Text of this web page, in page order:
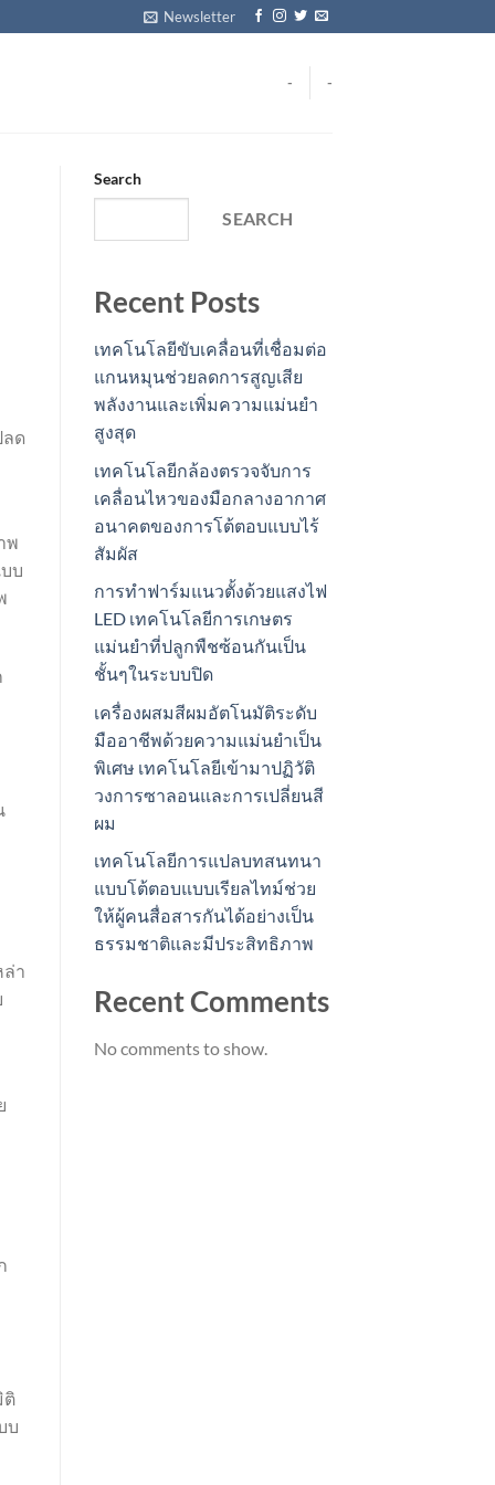
Newsletter
- -
ลด
พ
บ
า
ติ
บ
Search
SEARCH
Recent Posts
เทคโนโลยีขับเคลื่อนที่เชื่อมต่อ
แกนหมุนช่วยลดการสูญเสีย
พลังงานและเพิ่มความแม่นยำ
สูงสุด
เทคโนโลยีกล้องตรวจจับการ
เคลื่อนไหวของมือกลางอากาศ
อนาคตของการโต้ตอบแบบไร้
สัมผัส
การทำฟาร์มแนวตั้งด้วยแสงไฟ
LED เทคโนโลยีการเกษตร
แม่นยำที่ปลูกพืชซ้อนกันเป็น
ชั้นๆในระบบปิด
เครื่องผสมสีผมอัตโนมัติระดับ
มืออาชีพด้วยความแม่นยำเป็น
พิเศษ เทคโนโลยีเข้ามาปฏิวัติ
วงการซาลอนและการเปลี่ยนสี
ผม
เทคโนโลยีการแปลบทสนทนา
แบบโต้ตอบแบบเรียลไทม์ช่วย
ให้ผู้คนสื่อสารกันได้อย่างเป็น
ธรรมชาติและมีประสิทธิภาพ
Recent Comments
No comments to show.